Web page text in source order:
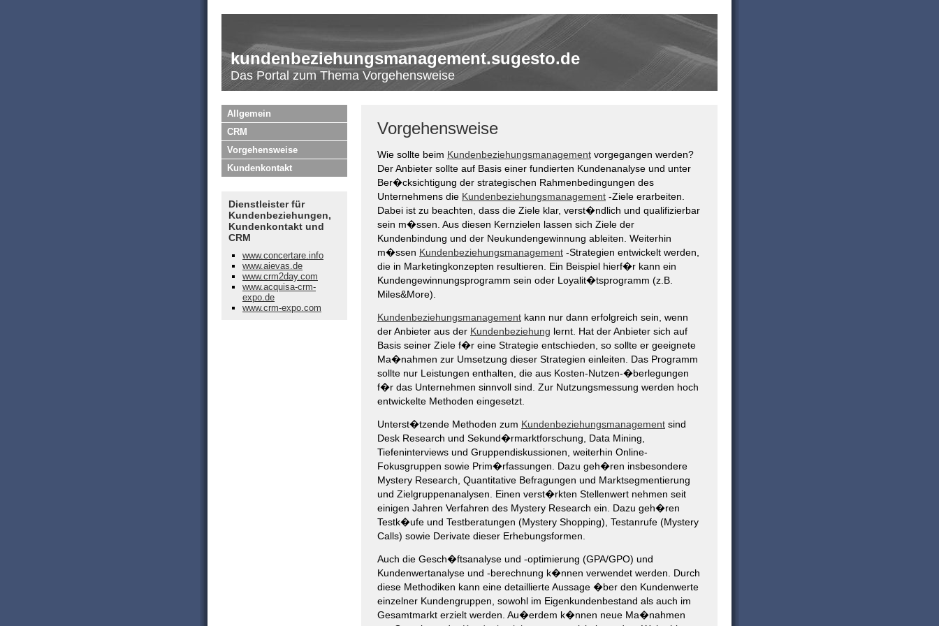
kundenbeziehungsmanagement.sugesto.de
Das Portal zum Thema Vorgehensweise
Allgemein
CRM
Vorgehensweise
Kundenkontakt
Dienstleister für
Kundenbeziehungen,
Kundenkontakt und
CRM
www.concertare.info
www.aievas.de
www.crm2day.com
www.acquisa-crm-
expo.de
www.crm-expo.com
Vorgehensweise
Wie sollte beim Kundenbeziehungsmanagement vorgegangen werden?
Der Anbieter sollte auf Basis einer fundierten Kundenanalyse und unter
Ber�cksichtigung der strategischen Rahmenbedingungen des
Unternehmens die Kundenbeziehungsmanagement -Ziele erarbeiten.
Dabei ist zu beachten, dass die Ziele klar, verst�ndlich und qualifizierbar
sein m�ssen. Aus diesen Kernzielen lassen sich Ziele der
Kundenbindung und der Neukundengewinnung ableiten. Weiterhin
m�ssen Kundenbeziehungsmanagement -Strategien entwickelt werden,
die in Marketingkonzepten resultieren. Ein Beispiel hierf�r kann ein
Kundengewinnungsprogramm sein oder Loyalit�tsprogramm (z.B.
Miles&More).
Kundenbeziehungsmanagement kann nur dann erfolgreich sein, wenn
der Anbieter aus der Kundenbeziehung lernt. Hat der Anbieter sich auf
Basis seiner Ziele f�r eine Strategie entschieden, so sollte er geeignete
Ma�nahmen zur Umsetzung dieser Strategien einleiten. Das Programm
sollte nur Leistungen enthalten, die aus Kosten-Nutzen-�berlegungen
f�r das Unternehmen sinnvoll sind. Zur Nutzungsmessung werden hoch
entwickelte Methoden eingesetzt.
Unterst�tzende Methoden zum Kundenbeziehungsmanagement sind
Desk Research und Sekund�rmarktforschung, Data Mining,
Tiefeninterviews und Gruppendiskussionen, weiterhin Online-
Fokusgruppen sowie Prim�rfassungen. Dazu geh�ren insbesondere
Mystery Research, Quantitative Befragungen und Marktsegmentierung
und Zielgruppenanalysen. Einen verst�rkten Stellenwert nehmen seit
einigen Jahren Verfahren des Mystery Research ein. Dazu geh�ren
Testk�ufe und Testberatungen (Mystery Shopping), Testanrufe (Mystery
Calls) sowie Derivate dieser Erhebungsformen.
Auch die Gesch�ftsanalyse und -optimierung (GPA/GPO) und
Kundenwertanalyse und -berechnung k�nnen verwendet werden. Durch
diese Methodiken kann eine detaillierte Aussage �ber den Kundenwerte
einzelner Kundengruppen, sowohl im Eigenkundenbestand als auch im
Gesamtmarkt erzielt werden. Au�erdem k�nnen neue Ma�nahmen